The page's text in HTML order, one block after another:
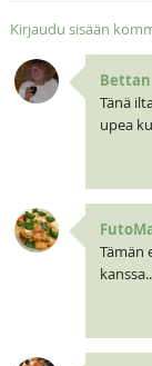
Kirjaudu sisään
Bettan
Tänä
upea
Tämän